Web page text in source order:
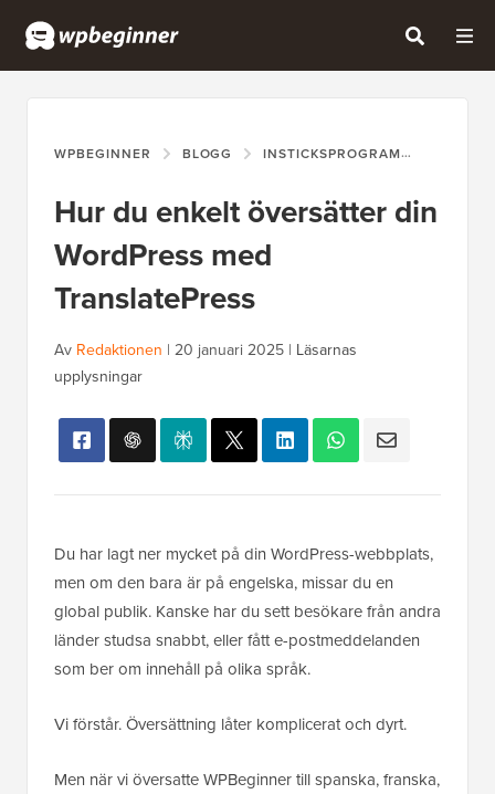
WPBEGINNER BLOGG INSTICKSPROGRAM
Hur du enkelt översätter din
WordPress med
TranslatePress
Av Redaktionen | 20 januari 2025 | Läsarnas
upplysningar
Du har lagt ner mycket på din WordPress-webbplats,
men om den bara är på engelska, missar du en
global publik. Kanske har du sett besökare från andra
länder studsa snabbt, eller fått e-postmeddelanden
som ber om innehåll på olika språk.
Vi förstår. Översättning låter komplicerat och dyrt.
Men när vi översatte WPBeginner till spanska, franska,